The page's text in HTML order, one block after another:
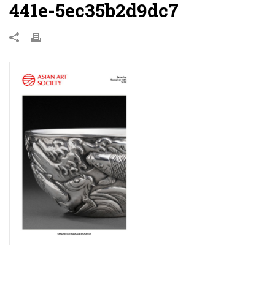
441e-5ec35b2d9dc7